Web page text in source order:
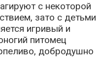
с некоторой
зато с детьми
игривый и
питомец
добродушно